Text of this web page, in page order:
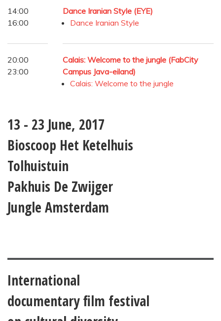
14:00
16:00
Dance Iranian Style (EYE)
Dance Iranian Style
20:00
23:00
Calais: Welcome to the jungle (FabCity
Campus Java-eiland)
Calais: Welcome to the jungle
13 - 23 June, 2017
Bioscoop Het Ketelhuis
Tolhuistuin
Pakhuis De Zwijger
Jungle Amsterdam
International
documentary film festival